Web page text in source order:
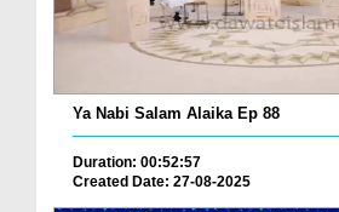
Ya Nabi Salam Alaika Ep 88
Duration: 00:52:57
Created Date: 27-08-2025